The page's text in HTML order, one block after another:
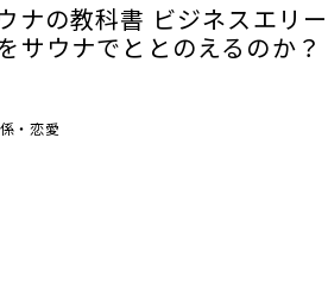
ナの教科書 ビジネスエリー
サウナでととのえるのか？
・恋愛